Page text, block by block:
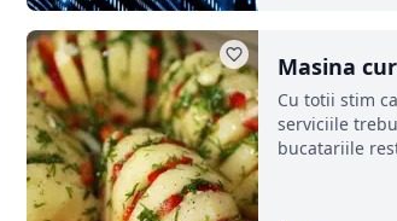
Masina
Cu totii stim
serviciile
bucatariile